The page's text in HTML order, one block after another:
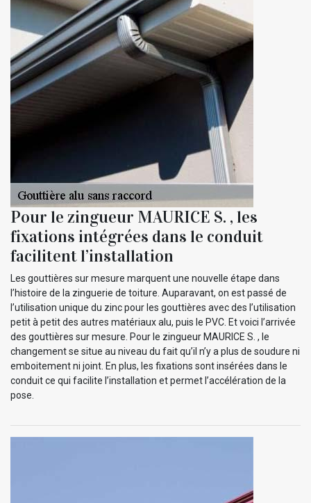
Pour le zingueur MAURICE S. , les
fixations intégrées dans le conduit
facilitent l’installation
Les gouttières sur mesure marquent une nouvelle étape dans
l’histoire de la zinguerie de toiture. Auparavant, on est passé de
l’utilisation unique du zinc pour les gouttières avec des l’utilisation
petit à petit des autres matériaux alu, puis le PVC. Et voici l’arrivée
des gouttières sur mesure. Pour le zingueur MAURICE S. , le
changement se situe au niveau du fait qu’il n’y a plus de soudure ni
emboitement ni joint. En plus, les fixations sont insérées dans le
conduit ce qui facilite l’installation et permet l’accélération de la
pose.